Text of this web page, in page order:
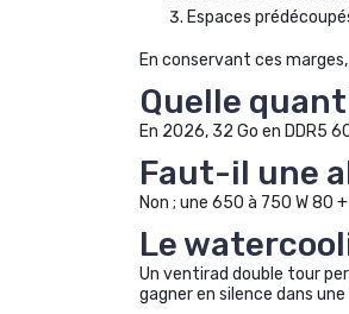
Espaces
En conservant ces
Quelle
En 2026, 32 Go en DDR5
Faut-il une
Non ; une 650 à 750 W 80
Le
Un ventirad double tour
gagner en silence dans